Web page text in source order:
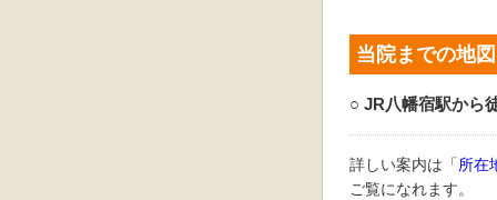
当院までの地図
○ JR八幡宿駅から
詳しい案内は「所在
ご覧になれます。